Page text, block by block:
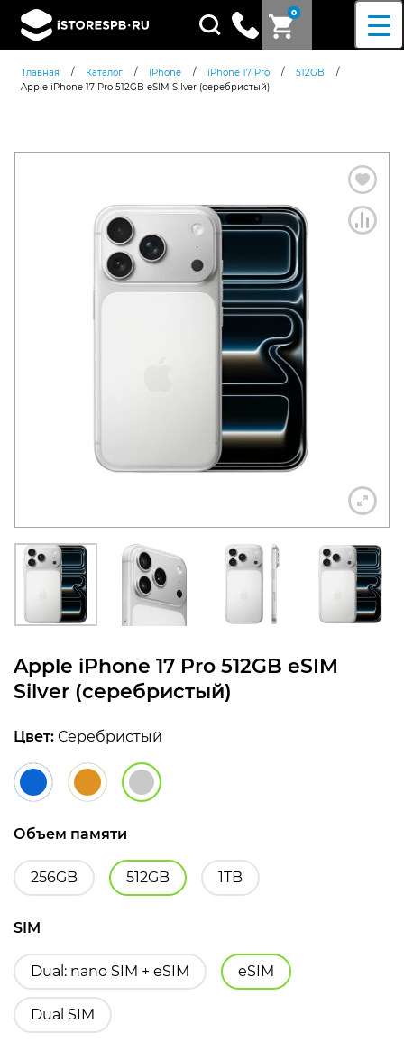
0
Поиск
товаров
Главная / Каталог / iPhone / iPhone 17 Pro / 512GB
/
Apple iPhone 17 Pro 512GB eSIM Silver (серебристый)
Apple iPhone 17 Pro 512GB eSIM
Silver (серебристый)
Цвет: Серебристый
Объем памяти
256GB 512GB 1TB
SIM
Dual: nano SIM + eSIM eSIM
Dual SIM
политикой
конфиденциальности
+7 812 318-40-14
(c 10:00 до 21:00, без
выходных)